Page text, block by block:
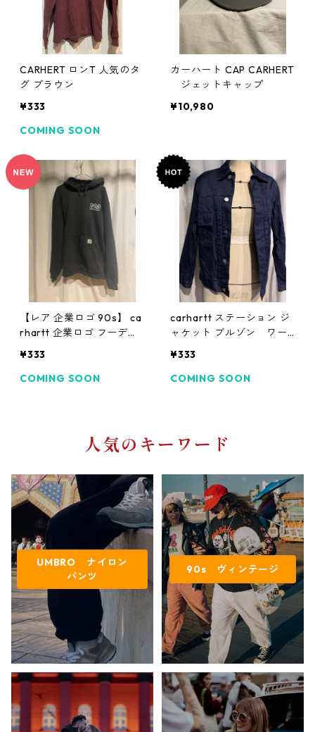
CARHERT ロンT 人気のタ
グ ブラウン
¥333
COMING SOON
カーハート CAP CARHERT
ジェットキャップ
¥10,980
【レア 企業ロゴ 90s】 ca
rhartt 企業ロゴ フーディ
¥333
COMING SOON
carhartt ステーション ジ
ャケット ブルゾン ワー
¥333
COMING SOON
人気のキーワード
UMBRO ナイロン
パンツ
90s ヴィンテージ